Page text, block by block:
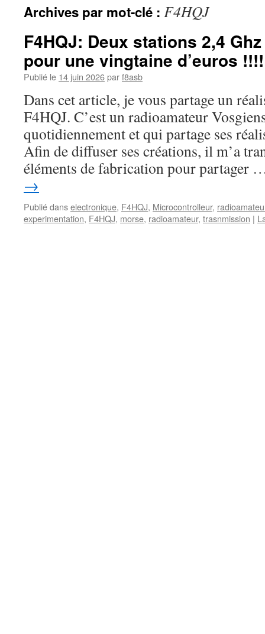
Archives par mot-clé : F4HQJ
F4HQJ: Deux stations 2,4
pour une vingtaine d’euros !!!!
Publié le 14 juin 2026parf8asb
Dans cet article, je vous partage un
F4HQJ. C’est un radioamateur
quotidiennement et qui partage ses
Afin de diffuser ses créations, il m’a
éléments de fabrication pour partager
→
Publié danselectronique, F4HQJ, Microcontrolleur,
experimentation, F4HQJ, morse, radioamateur, trasnmission |